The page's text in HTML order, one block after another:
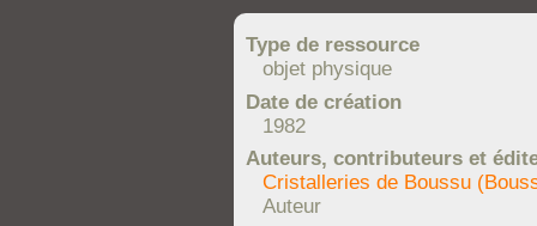
Type de ressource
objet physique
Date de création
1982
Auteurs, contributeurs et
Cristalleries de Boussu
Auteur